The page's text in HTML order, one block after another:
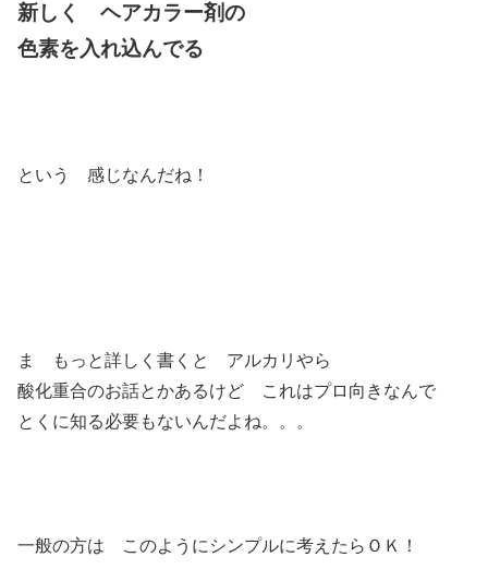
新しく ヘアカラー剤の
色素を入れ込んでる
という 感じなんだね！
ま もっと詳しく書くと アルカリやら
酸化重合のお話とかあるけど これはプロ向きなんで
とくに知る必要もないんだよね。。。
一般の方は このようにシンプルに考えたらＯＫ！